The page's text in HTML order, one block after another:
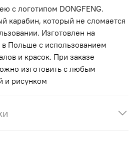
с логотипом DONGFENG.
карабин, который не сломается
Изготовлен на
Польше с использованием
и красок. При заказе
изготовить с любым
и рисунком